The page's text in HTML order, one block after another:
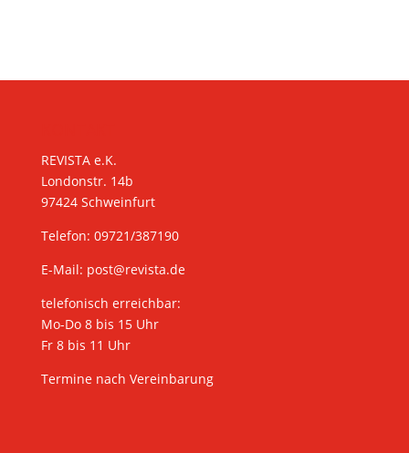
REVISTA e.K.
Londonstr. 14b
97424 Schweinfurt
Telefon: 09721/387190
E-Mail: post@revista.de
telefonisch erreichbar:
Mo-Do 8 bis 15 Uhr
Fr 8 bis 11 Uhr
Termine nach Vereinbarung